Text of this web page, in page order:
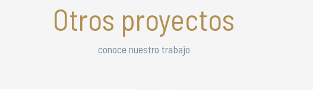
Otros proyectos
conoce nuestro trabajo